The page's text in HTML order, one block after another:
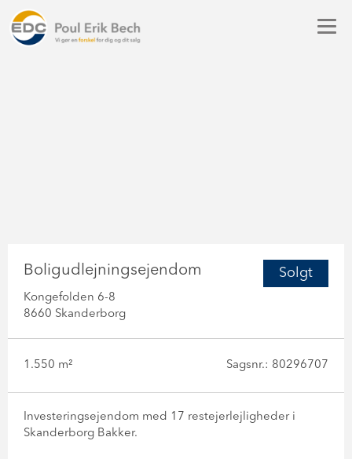
Solgt
Boligudlejningsejendom
Kongefolden 6-8
8660 Skanderborg
1.550 m² Sagsnr.: 80296707
Investeringsejendom med 17 restejerlejligheder i
Skanderborg Bakker.